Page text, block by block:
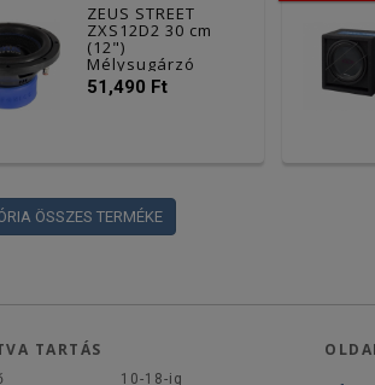
ZEUS STREET
ZXS12D2 30 cm
(12")
Mélysugárzó
51,490 Ft
ÖSSZES TERMÉKE
TARTÁS
10-18-ig